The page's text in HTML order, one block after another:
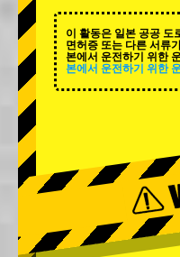
이 활동은 일본 공공 도
면허증 또는 다른 서류
본에서 운전하기 위한
본에서 운전하기 위한